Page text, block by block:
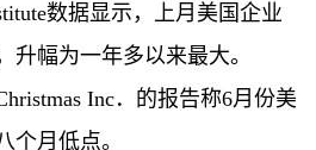
数据显示，上月美国企业
升幅为一年多以来最大。
Inc．的报告称6月份美
个月低点。